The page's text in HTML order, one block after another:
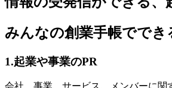
みんなの創業手帳ででき
1.起業や事業のPR